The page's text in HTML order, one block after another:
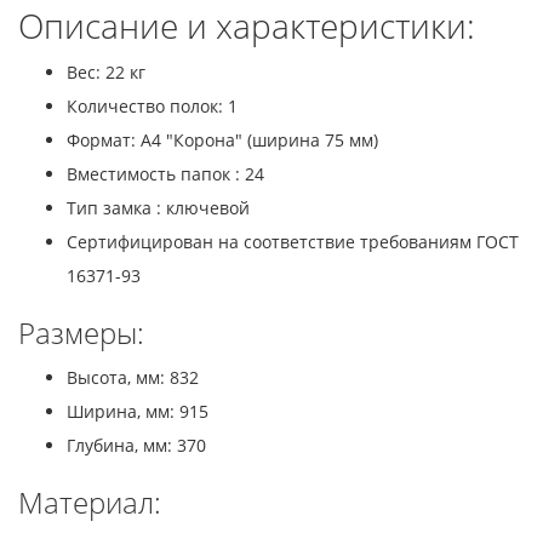
Описание и характеристики:
Вес: 22 кг
Количество полок: 1
Формат: A4 "Корона" (ширина 75 мм)
Вместимость папок : 24
Тип замка : ключевой
Сертифицирован на соответствие требованиям ГОСТ
16371-93
Размеры:
Высота, мм: 832
Ширина, мм: 915
Глубина, мм: 370
Материал: